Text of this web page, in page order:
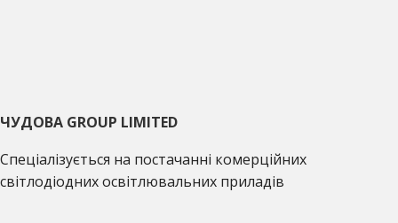
ЧУДОВА GROUP LIMITED
Спеціалізується на постачанні комерційних
світлодіодних освітлювальних приладів